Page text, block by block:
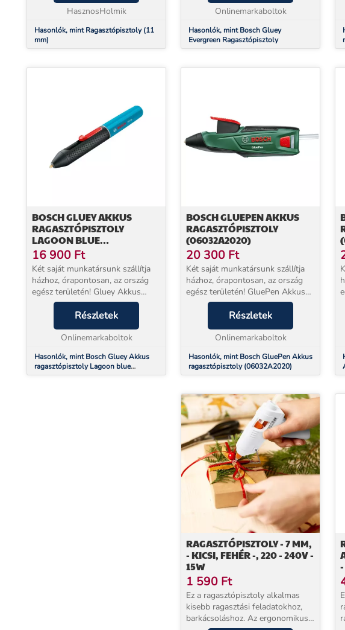
írószerekhez, mű...
HasznosHolmik
Hasonlók, mint Ragasztópisztoly (11
mm)
megvalósításához Kompakt és...
Onlinemarkaboltok
Hasonlók, mint Bosch Gluey
Evergreen Ragasztópisztoly
BOSCH GLUEY AKKUS
RAGASZTÓPISZTOLY
LAGOON BLUE
(06032A2104)
16 900 Ft
Két saját munkatársunk szállítja
házhoz, órapontosan, az ország
egész területén! Gluey Akkus
ragasztópisztoly Lagoon blue
(06032A2104) Izgalmas kreatív
lehetőségek a Gluey
használatával! Végtelen leh...
Részletek
Onlinemarkaboltok
Hasonlók, mint Bosch Gluey Akkus
ragasztópisztoly Lagoon blue
(06032A2104)
BOSCH GLUEPEN AKKUS
RAGASZTÓPISZTOLY
(06032A2020)
20 300 Ft
Két saját munkatársunk szállítja
házhoz, órapontosan, az ország
egész területén! GluePen Akkus
ragasztópisztoly (06032A2020)
Akkus, gyors és egyszerűen
használható – a kényelmes
ragasztásért Optimáli...
Részletek
Onlinemarkaboltok
Hasonlók, mint Bosch GluePen Akkus
ragasztópisztoly (06032A2020)
RAGASZTÓPISZTOLY - 7 MM,
- KICSI, FEHÉR -, 220 - 240V -
15W
1 590 Ft
Ez a ragasztópisztoly alkalmas
kisebb ragasztási feladatokhoz,
barkácsoláshoz. Az ergonomikus